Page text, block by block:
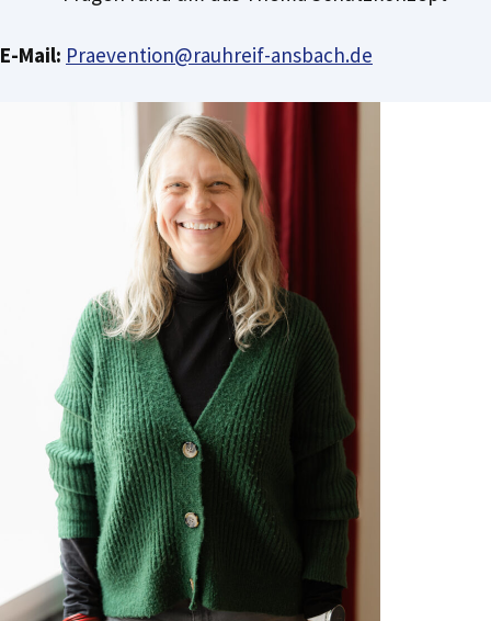
E-Mail: Praevention@rauhreif-ansbach.de